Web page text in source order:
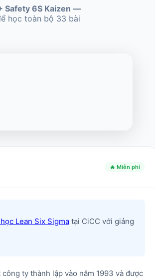
Safety 6S Kaizen —
học toàn bộ 33 bài
🔥 Miễn phí
Lean Six Sigma tại CiCC với giảng
ty thành lập vào năm 1993 và được